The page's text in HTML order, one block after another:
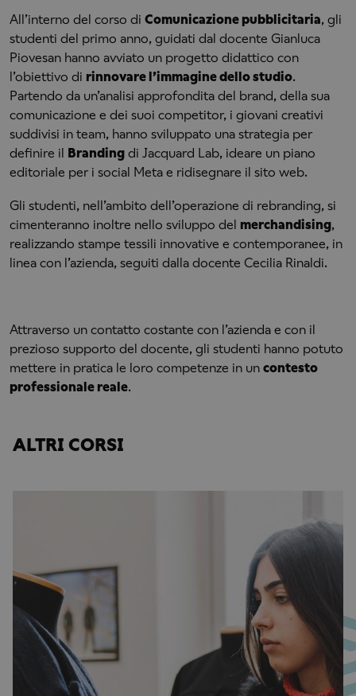
All’interno del corso di Comunicazione pubblicitaria, gli
studenti del primo anno, guidati dal docente Gianluca
Piovesan hanno avviato un progetto didattico con
l’obiettivo di rinnovare l’immagine dello studio.
Partendo da un’analisi approfondita del brand, della sua
comunicazione e dei suoi competitor, i giovani creativi
suddivisi in team, hanno sviluppato una strategia per
definire il Branding di Jacquard Lab, ideare un piano
editoriale per i social Meta e ridisegnare il sito web.
Gli studenti, nell’ambito dell’operazione di rebranding, si
cimenteranno inoltre nello sviluppo del merchandising,
realizzando stampe tessili innovative e contemporanee, in
linea con l’azienda, seguiti dalla docente Cecilia Rinaldi.
Attraverso un contatto costante con l’azienda e con il
prezioso supporto del docente, gli studenti hanno potuto
mettere in pratica le loro competenze in un contesto
professionale reale.
ALTRI CORSI